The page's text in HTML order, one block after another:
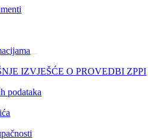
IZVJEŠĆE O PROVEDBI ZPPI
podataka